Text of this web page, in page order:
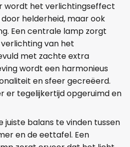
wordt het verlichtingseffect
helderheid, maar ook
Een centrale lamp zorgt
van het
met zachte extra
wordt een harmonieus
en sfeer gecreëerd.
er tegelijkertijd opgeruimd en
juiste balans te vinden tussen
en de eettafel. Een